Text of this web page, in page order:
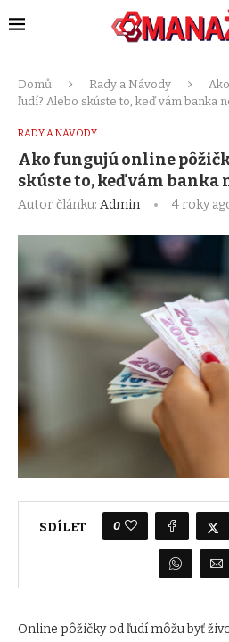
Domů Rady a Návody
ľudí? Alebo skúste to, keď vám banka
RADY A NÁVODY
Ako fungujú online
skúste to, keď vám banka
Autor článku: Admin 4 roky
SDÍLET 0
Online pôžičky od ľudí môžu byť